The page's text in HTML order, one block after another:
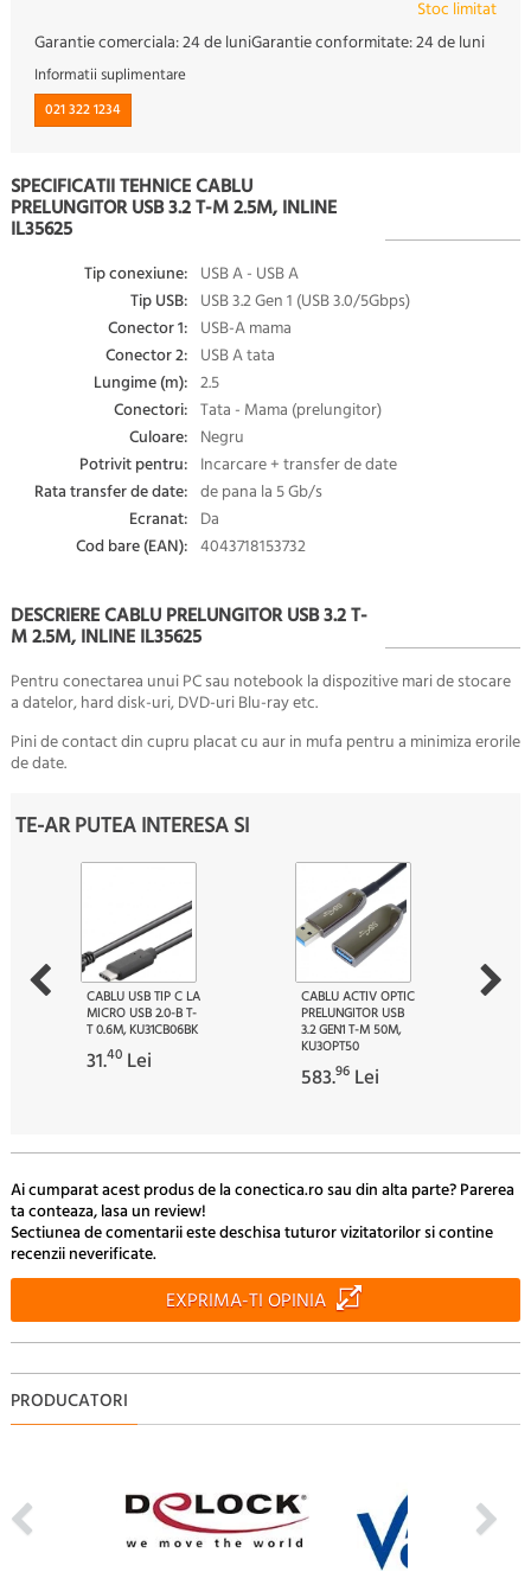
Stoc limitat
Garantie comerciala:24 de luniGarantie conformitate:24 de luni
Informatii suplimentare
021 322 1234
SPECIFICATII TEHNICE CABLU
PRELUNGITOR USB 3.2 T-M 2.5M, INLINE
IL35625
Tip conexiune: USB A - USB A
Tip USB: USB 3.2 Gen 1 (USB 3.0/5Gbps)
Conector 1: USB-A mama
Conector 2: USB A tata
Lungime (m): 2.5
Conectori: Tata - Mama (prelungitor)
Culoare: Negru
Potrivit pentru: Incarcare + transfer de date
Rata transfer de date: de pana la 5 Gb/s
Ecranat: Da
Cod bare (EAN): 4043718153732
DESCRIERE CABLU PRELUNGITOR USB 3.2 T-
M 2.5M, INLINE IL35625
Pentru conectarea unui PC sau notebook la dispozitive mari de stocare
a datelor, hard disk-uri, DVD-uri Blu-ray etc.
Pini de contact din cupru placat cu aur in mufa pentru a minimiza erorile
de date.
TE-AR PUTEA INTERESA SI
CABLU USB TIP C LA
MICRO USB 2.0-B T-
T 0.6M, KU31CB06BK
31.40 Lei
CABLU ACTIV OPTIC
PRELUNGITOR USB
3.2 GEN1 T-M 50M,
KU3OPT50
583.96 Lei
Ai cumparat acest produs de la conectica.ro sau din alta parte? Parerea
ta conteaza, lasa un review!
Sectiunea de comentarii este deschisa tuturor vizitatorilor si contine
recenzii neverificate.
EXPRIMA-TI OPINIA
PRODUCATORI